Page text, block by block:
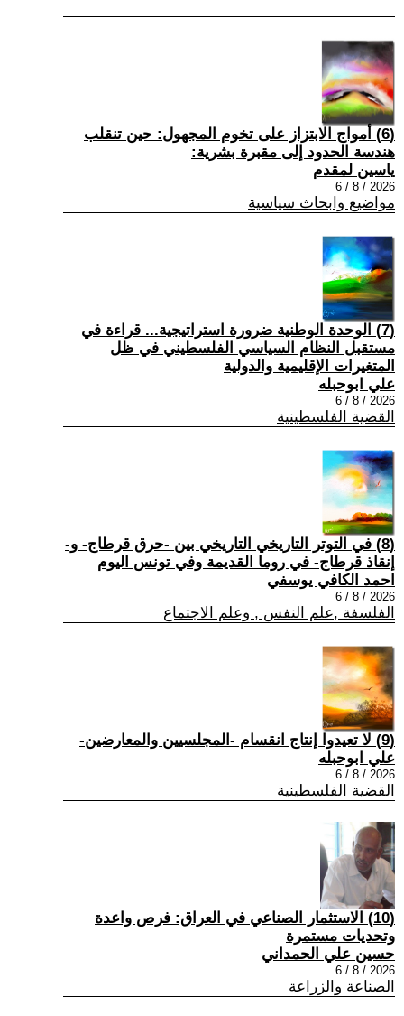
(6) أمواج الابتزاز على تخوم المجهول: حين تنقلب
هندسة الحدود إلى مقبرة بشرية:
ياسين لمقدم
2026 / 8 / 6
مواضيع وابحاث سياسية
(7) الوحدة الوطنية ضرورة استراتيجية... قراءة في
مستقبل النظام السياسي الفلسطيني في ظل
المتغيرات الإقليمية والدولية
علي ابوحبله
2026 / 8 / 6
القضية الفلسطينية
(8) في التوتر التاريخي التاريخي بين -حرق قرطاج- و-
إنقاذ قرطاج- في روما القديمة وفي تونس اليوم
احمد الكافي يوسفي
2026 / 8 / 6
الفلسفة ,علم النفس , وعلم الاجتماع
(9) لا تعيدوا إنتاج انقسام -المجلسيين والمعارضين-
علي ابوحبله
2026 / 8 / 6
القضية الفلسطينية
(10) الاستثمار الصناعي في العراق: فرص واعدة
وتحديات مستمرة
حسين علي الحمداني
2026 / 8 / 6
الصناعة والزراعة